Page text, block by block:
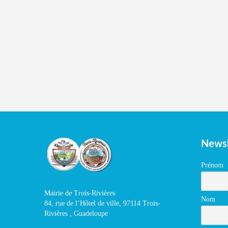
Mairie de Trois-Rivières
84, rue de l’Hôtel de ville, 97114 Trois-
Rivières , Guadeloupe
Prénom
Nom